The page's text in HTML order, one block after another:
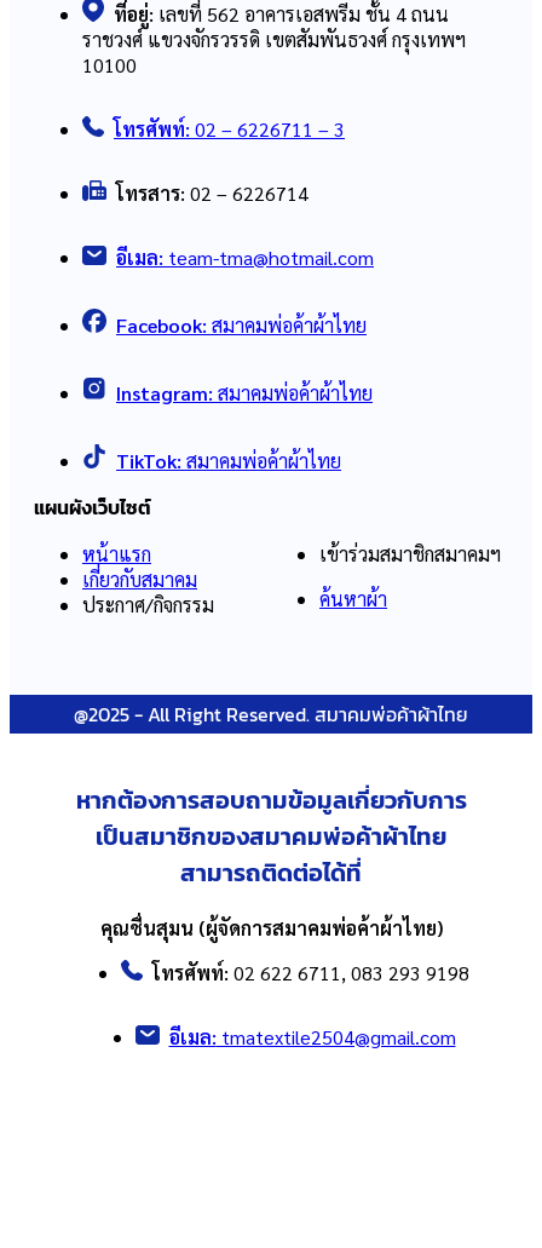
ที่อยู่: เลขที่ 562 อาคารเอสพรีม ชั้น 4 ถนน
ราชวงศ์ แขวงจักรวรรดิ เขตสัมพันธวงศ์ กรุงเทพฯ
10100
โทรศัพท์: 02 – 6226711 – 3
โทรสาร: 02 – 6226714
อีเมล: team-tma@hotmail.com
Facebook: สมาคมพ่อค้าผ้าไทย
Instagram: สมาคมพ่อค้าผ้าไทย
TikTok: สมาคมพ่อค้าผ้าไทย
แผนผังเว็บไซต์
หน้าแรก
เกี่ยวกับสมาคม
ประกาศ/กิจกรรม
เข้าร่วมสมาชิกสมาคมฯ
ค้นหาผ้า
@2025 - All Right Reserved. สมาคมพ่อค้าผ้าไทย
หากต้องการสอบถามข้อมูลเกี่ยวกับการ
เป็นสมาชิกของสมาคมพ่อค้าผ้าไทย
สามารถติดต่อได้ที่
คุณชื่นสุมน (ผู้จัดการสมาคมพ่อค้าผ้าไทย)
โทรศัพท์: 02 622 6711, 083 293 9198
อีเมล: tmatextile2504@gmail.com